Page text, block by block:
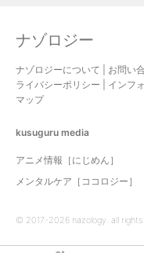
ナゾロジー
ナゾロジーについて お問い
ライバシーポリシー
インフ
マップ
kusuguru media
アニメ情報［にじめん］
メンタルケア［ココロジー］
© 2017-2026 nazology. all rights